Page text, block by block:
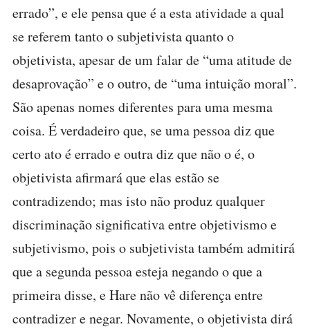
errado”, e ele pensa que é a esta atividade a qual
se referem tanto o subjetivista quanto o
objetivista, apesar de um falar de “uma atitude de
desaprovação” e o outro, de “uma intuição moral”.
São apenas nomes diferentes para uma mesma
coisa. É verdadeiro que, se uma pessoa diz que
certo ato é errado e outra diz que não o é, o
objetivista afirmará que elas estão se
contradizendo; mas isto não produz qualquer
discriminação significativa entre objetivismo e
subjetivismo, pois o subjetivista também admitirá
que a segunda pessoa esteja negando o que a
primeira disse, e Hare não vê diferença entre
contradizer e negar. Novamente, o objetivista dirá